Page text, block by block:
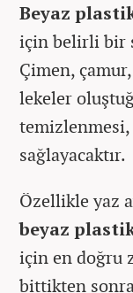
Beyaz
için belirli bir
Çimen,
lekeler
temizlenmesi,
sağlayacaktır.
Özellikle yaz
beyaz
için en doğru
bittikten